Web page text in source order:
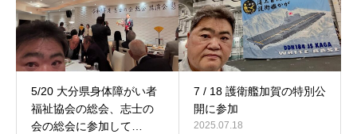
5/20 大分県身体障がい者
福祉協会の総会、志士の
会の総会に参加して…
7 / 18 護衛艦加賀の特別公
開に参加
2025.07.18